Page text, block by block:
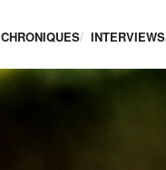
CHRONIQUES INTERVIEWS